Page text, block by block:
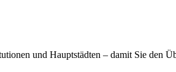
und Hauptstädten – damit Sie den